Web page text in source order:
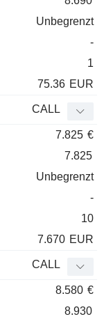
Unbegrenzt
-
1
75.36 EUR
CALL
7.825 €
7.825
Unbegrenzt
-
10
7.670 EUR
CALL
8.580 €
8.930